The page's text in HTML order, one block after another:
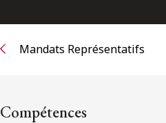
S’abonner
Mandats Représentatifs
Compétences